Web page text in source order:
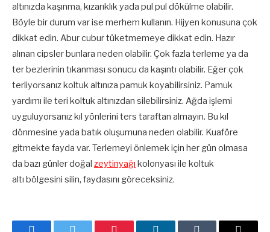
altınızda kaşınma, kızarıklık yada pul pul dökülme olabilir.
Böyle bir durum var ise merhem kullanın. Hijyen konusuna çok
dikkat edin. Abur cubur tüketmemeye dikkat edin. Hazır
alınan cipsler bunlara neden olabilir. Çok fazla terleme ya da
ter bezlerinin tıkanması sonucu da kaşıntı olabilir. Eğer çok
terliyorsanız koltuk altınıza pamuk koyabilirsiniz. Pamuk
yardımı ile teri koltuk altınızdan silebilirsiniz. Ağda işlemi
uyguluyorsanız kıl yönlerini ters taraftan almayın. Bu kıl
dönmesine yada batık oluşumuna neden olabilir. Kuaföre
gitmekte fayda var. Terlemeyi önlemek için her gün olmasa
da bazı günler doğal zeytinyağı kolonyası ile koltuk
altı bölgesini silin, faydasını göreceksiniz.